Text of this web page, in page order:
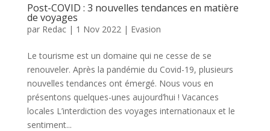
Post-COVID : 3 nouvelles tendances en matière
de voyages
par Redac| 1 Nov 2022| Evasion
Le tourisme est un domaine qui ne cesse de se
renouveler. Après la pandémie du Covid-19, plusieurs
nouvelles tendances ont émergé. Nous vous en
présentons quelques-unes aujourd’hui ! Vacances
locales L’interdiction des voyages internationaux et le
sentiment...